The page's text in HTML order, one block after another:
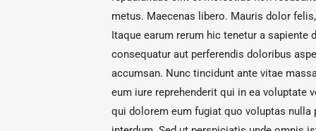
metus. Maecenas libero. Mauris dolor
Itaque earum rerum hic tenetur a
consequatur aut perferendis doloribus
accumsan. Nunc tincidunt ante vitae
eum iure reprehenderit qui in ea voluptate
qui dolorem eum fugiat quo voluptas nulla